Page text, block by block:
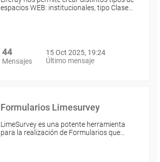
espacios WEB: institucionales, tipo Clase…
44
Mensajes
15 Oct 2025, 19:24
Último mensaje
Formularios Limesurvey
LimeSurvey es una potente herramienta
para la realización de Formularios que…